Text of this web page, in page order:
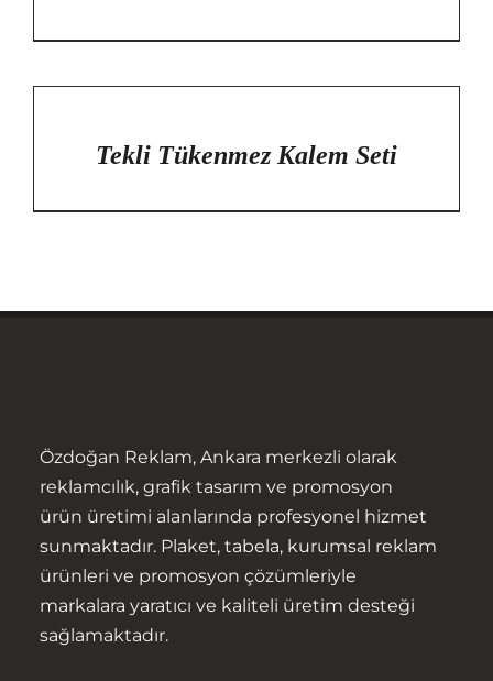
Tekli Tükenmez Kalem Seti
Özdoğan Reklam, Ankara merkezli olarak
reklamcılık, grafik tasarım ve promosyon
ürün üretimi alanlarında profesyonel hizmet
sunmaktadır. Plaket, tabela, kurumsal reklam
ürünleri ve promosyon çözümleriyle
markalara yaratıcı ve kaliteli üretim desteği
sağlamaktadır.